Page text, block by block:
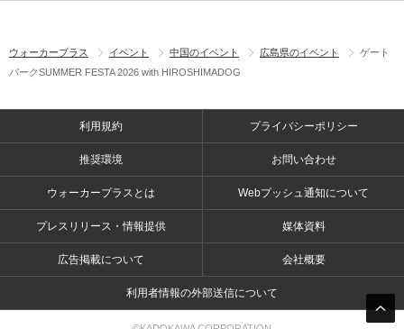
ウォーカープラス イベント 中国のイベント 広島県のイベント
ゲート
パークSUMMER FESTA 2026 with HIROSHIMADOG
利用規約 プライバシーポリシー
推奨環境 お問い合わせ
ウォーカープラスとは Webプッシュ通知について
プレスリリース・情報提供 媒体資料
広告掲載について 会社概要
利用者情報の外部送信について